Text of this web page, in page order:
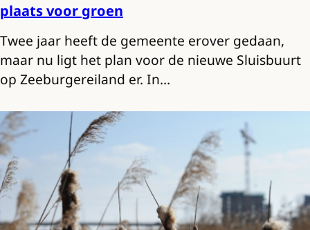
plaats voor groen
Twee jaar heeft de gemeente erover gedaan,
maar nu ligt het plan voor de nieuwe Sluisbuurt
op Zeeburgereiland er. In…